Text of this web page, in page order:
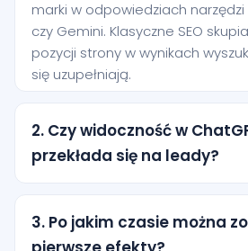
marki w odpowiedziach narzędzi
czy Gemini. Klasyczne SEO
pozycji strony w wynikach
się uzupełniają.
2. Czy widoczność w
przekłada się na leady?
Tak, szczególnie przy
intencji. Użytkownik często pyta
konkretnej usługi i jest bliżej
3. Po jakim czasie można